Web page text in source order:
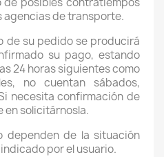
agencias de transporte.
de su pedido se producirá
su pago, estando
24 horas siguientes como
no cuentan sábados,
necesita confirmación de
en solicitárnosla.
dependen de la situación
por el usuario.